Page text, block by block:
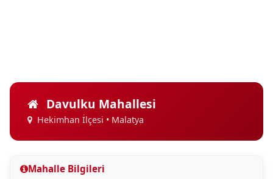
Davulku Mahallesi
Hekimhan İlçesi • Malatya
Mahalle Bilgileri